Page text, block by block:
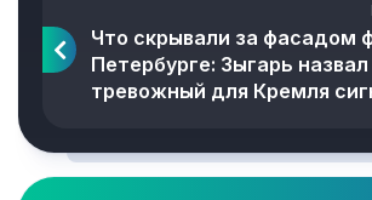
Что скрывали за фасадом
Петербурге: Зыгарь назвал
тревожный для Кремля